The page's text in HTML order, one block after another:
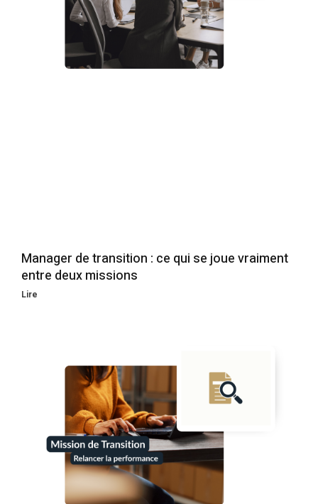
Manager de transition : ce qui se joue vraiment
entre deux missions
Lire